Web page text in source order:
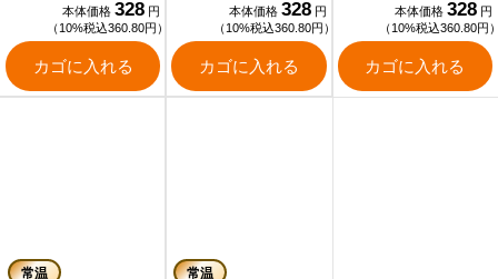
本体価格 328 円
（10%税込360.80円）
カゴに入れる
本体価格 328 円
（10%税込360.80円）
カゴに入れる
本体価格 328 円
（10%税込360.80円
カゴに入れる
常温 常温